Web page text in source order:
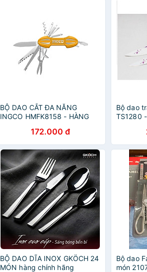
BỘ DAO CẮT ĐA NĂNG
INGCO HMFK8158 - HÀNG
172.000 đ
Bộ dao
TS1280
BỘ DAO DĨA INOX GKÖCH 24
MÓN hàng chính hãng
Bộ dao
món